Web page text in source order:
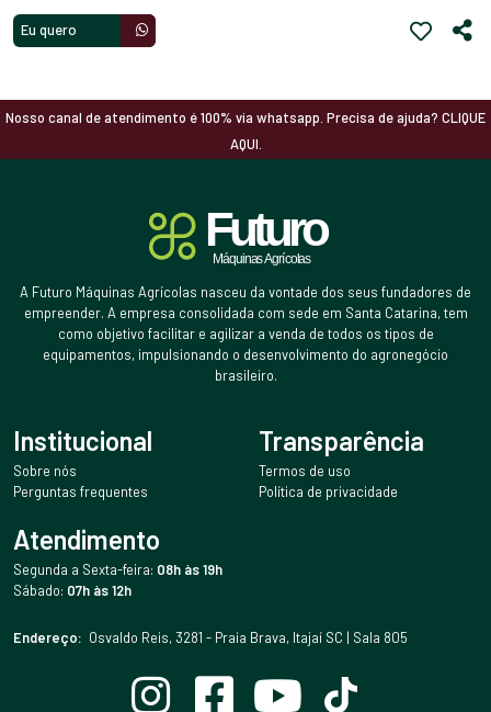
Eu quero
Nosso canal de atendimento é 100% via whatsapp. Precisa de ajuda? CLIQUE
AQUI.
A Futuro Máquinas Agrícolas nasceu da vontade dos seus fundadores de
empreender. A empresa consolidada com sede em Santa Catarina, tem
como objetivo facilitar e agilizar a venda de todos os tipos de
equipamentos, impulsionando o desenvolvimento do agronegócio
brasileiro.
Institucional
Sobre nós
Perguntas frequentes
Transparência
Termos de uso
Política de privacidade
Atendimento
Segunda a Sexta-feira: 08h às 19h
Sábado: 07h às 12h
Endereço: Osvaldo Reis, 3281 - Praia Brava, Itajaí SC | Sala 805